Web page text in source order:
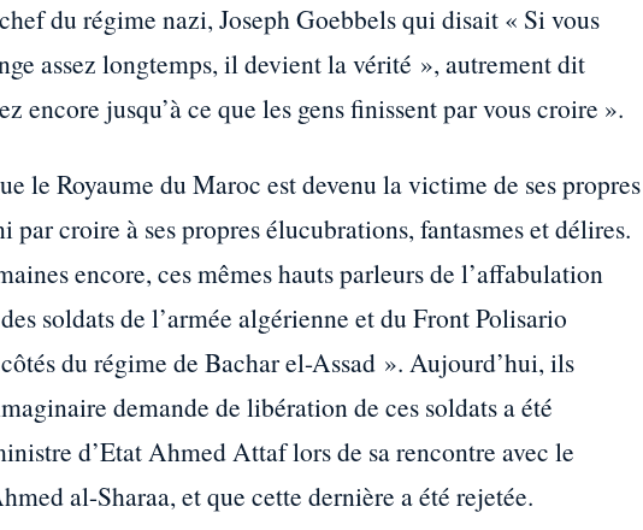
du régime nazi, Joseph Goebbels qui disait « Si vous
assez longtemps, il devient la vérité », autrement dit
encore jusqu’à ce que les gens finissent par vous croire ».
le Royaume du Maroc est devenu la victime de ses propres
par croire à ses propres élucubrations, fantasmes et délires.
encore, ces mêmes hauts parleurs de l’affabulation
soldats de l’armée algérienne et du Front Polisario
du régime de Bachar el-Assad ». Aujourd’hui, ils
demande de libération de ces soldats a été
d’Etat Ahmed Attaf lors de sa rencontre avec le
al-Sharaa, et que cette dernière a été rejetée.